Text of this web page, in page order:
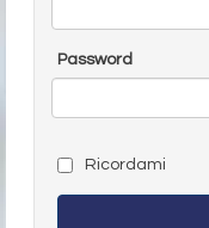
Password
Ricordami